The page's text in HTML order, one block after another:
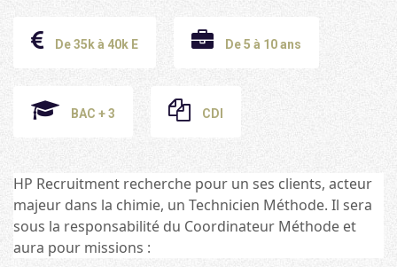
De 35k à 40k E De 5 à 10 ans
BAC + 3 CDI
HP Recruitment recherche pour un ses clients, acteur
majeur dans la chimie, un Technicien Méthode. Il sera
sous la responsabilité du Coordinateur Méthode et
aura pour missions :